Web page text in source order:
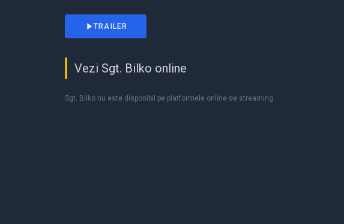
TRAILER
Vezi Sgt. Bilko online
Sgt. Bilko nu este disponibil pe platformele online de streaming.